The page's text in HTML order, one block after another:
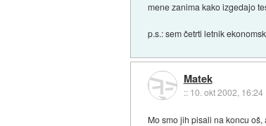
mene zanima kako izgedajo
p.s.: sem četrti letnik
Matek
:: 10. okt 2002, 16:24
Mo smo jih pisali na koncu